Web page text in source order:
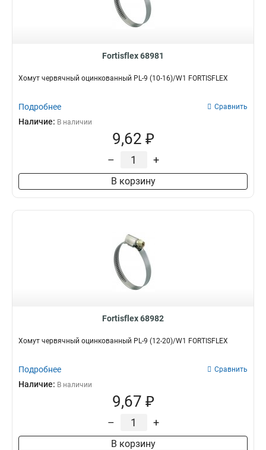
Fortisflex 68981
Хомут червячный оцинкованный PL-9 (10-16)/W1 FORTISFLEX
Подробнее Сравнить
Наличие: В наличии
9,62 ₽
– +
В корзину
Fortisflex 68982
Хомут червячный оцинкованный PL-9 (12-20)/W1 FORTISFLEX
Подробнее Сравнить
Наличие: В наличии
9,67 ₽
– +
В корзину